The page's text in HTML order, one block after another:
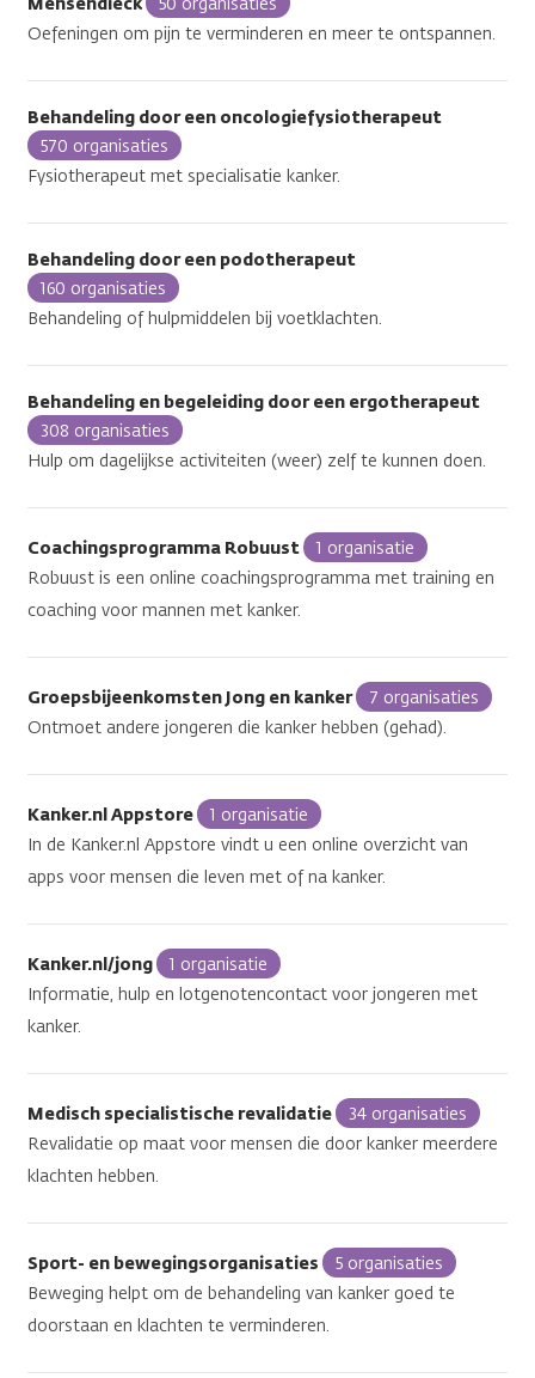
Oefeningen om pijn te verminderen en meer te ontspannen.
Behandeling door een oncologiefysiotherapeut
570 organisaties
Fysiotherapeut met specialisatie kanker.
Behandeling door een podotherapeut
160 organisaties
Behandeling of hulpmiddelen bij voetklachten.
Behandeling en begeleiding door een ergotherapeut
308 organisaties
Hulp om dagelijkse activiteiten (weer) zelf te kunnen doen.
Coachingsprogramma Robuust
1 organisatie
Robuust is een online coachingsprogramma met training en
coaching voor mannen met kanker.
Groepsbijeenkomsten Jong en kanker
7 organisaties
Ontmoet andere jongeren die kanker hebben (gehad).
Kanker.nl Appstore
1 organisatie
In de Kanker.nl Appstore vindt u een online overzicht van
apps voor mensen die leven met of na kanker.
Kanker.nl/jong
1 organisatie
Informatie, hulp en lotgenotencontact voor jongeren met
kanker.
Medisch specialistische revalidatie
34 organisaties
Revalidatie op maat voor mensen die door kanker meerdere
klachten hebben.
Sport- en bewegingsorganisaties
5 organisaties
Beweging helpt om de behandeling van kanker goed te
doorstaan en klachten te verminderen.